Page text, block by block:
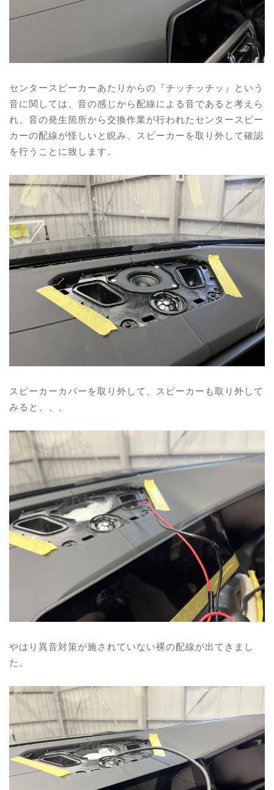
センタースピーカーあたりからの『チッチッチッ』という
音に関しては、音の感じから配線による音であると考えら
れ、音の発生箇所から交換作業が行われたセンタースピー
カーの配線が怪しいと睨み、スピーカーを取り外して確認
を行うことに致します。
スピーカーカバーを取り外して、スピーカーも取り外して
みると、、、
やはり異音対策が施されていない裸の配線が出てきまし
た。